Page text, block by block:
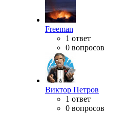
Freeman
1 ответ
0 вопросов
Виктор Петров
1 ответ
0 вопросов